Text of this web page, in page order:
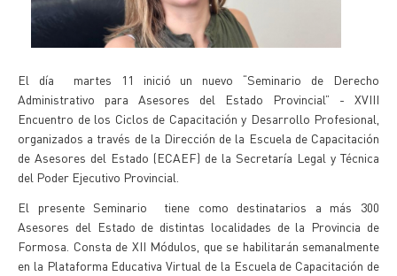
El día martes 11 inició un nuevo “Seminario de Derecho
Administrativo para Asesores del Estado Provincial” - XVIII
Encuentro de los Ciclos de Capacitación y Desarrollo Profesional,
organizados a través de la Dirección de la Escuela de Capacitación
de Asesores del Estado (ECAEF) de la Secretaría Legal y Técnica
del Poder Ejecutivo Provincial.
El presente Seminario tiene como destinatarios a más 300
Asesores del Estado de distintas localidades de la Provincia de
Formosa. Consta de XII Módulos, que se habilitarán semanalmente
en la Plataforma Educativa Virtual de la Escuela de Capacitación de